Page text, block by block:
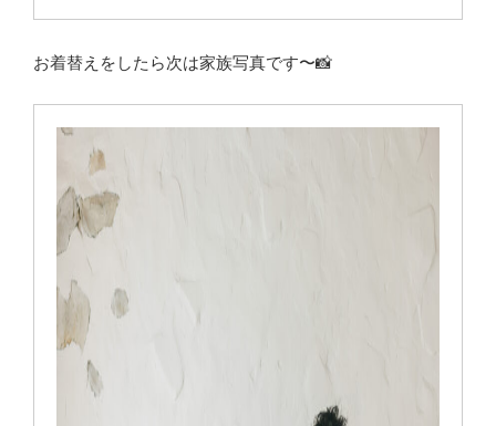
お着替えをしたら次は家族写真です〜📸